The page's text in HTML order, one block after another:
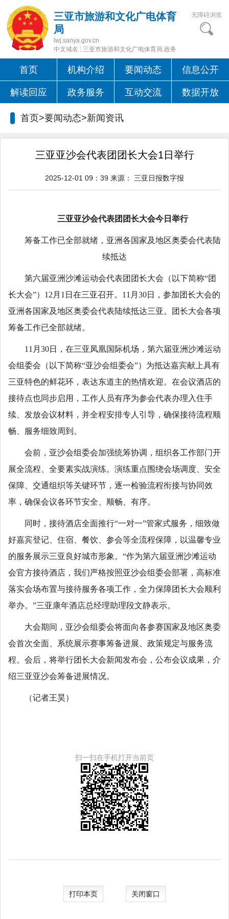
三亚市旅游和文化广电体育
局
lwj.sanya.gov.cn
中文域名 : 三亚市旅游和文化广电体育局.政务
无障碍浏览
首页 机构介绍 要闻动态 信息公开
解读回应 政务服务 互动交流 数据开放
首页>要闻动态>新闻资讯
三亚亚沙会代表团团长大会1日举行
2025-12-01 09：39 来源： 三亚日报数字报
三亚亚沙会代表团团长大会今日举行
筹备工作已全部就绪，亚洲各国家及地区奥委会代表陆
续抵达
第六届亚洲沙滩运动会代表团团长大会（以下简称“团
长大会”）12月1日在三亚召开。11月30日，参加团长大会的
亚洲各国家及地区奥委会代表陆续抵达三亚。团长大会各项
筹备工作已全部就绪。
11月30日，在三亚凤凰国际机场，第六届亚洲沙滩运动
会组委会（以下简称“亚沙会组委会”）为抵达嘉宾献上具有
三亚特色的鲜花环，表达东道主的热情欢迎。在会议酒店的
接待点也同步启用，工作人员有序为参会代表办理入住手
续、发放会议材料，并全程安排专人引导，确保接待流程顺
畅、服务细致周到。
会前，亚沙会组委会加强统筹协调，组织各工作部门开
展全流程、全要素实战演练。演练重点围绕会场调度、安全
保障、交通组织等关键环节，逐一检验流程衔接与协同效
率，确保会议各环节安全、顺畅、有序。
同时，接待酒店全面推行“一对一”管家式服务，细致做
好嘉宾登记、住宿、餐饮、参会等全流程保障，以温馨专业
的服务展示三亚良好城市形象。“作为第六届亚洲沙滩运动
会官方接待酒店，我们严格按照亚沙会组委会部署，高标准
落实会场布置与接待服务各项工作，全力保障团长大会顺利
举办。”三亚康年酒店总经理助理段文静表示。
大会期间，亚沙会组委会将面向各参赛国家及地区奥委
会首次全面、系统展示赛事筹备进展、政策规定与服务流
程。会后，将举行团长大会新闻发布会，公布会议成果，介
绍三亚亚沙会筹备进展情况。
（记者王昊）
扫一扫在手机打开当前页
打印本页 关闭窗口